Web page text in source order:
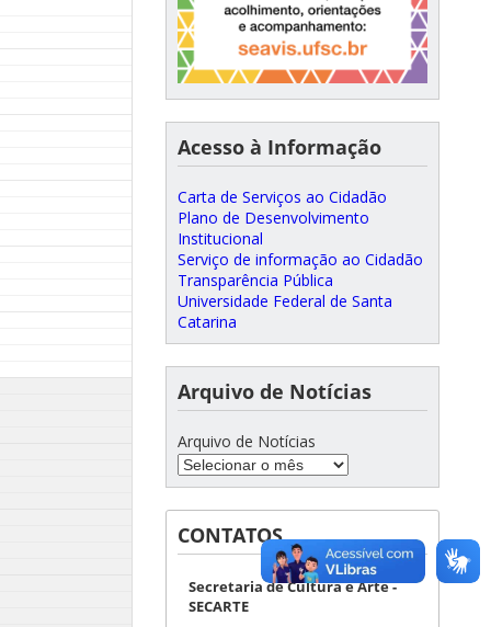
Acesso à Informação
Carta de Serviços ao Cidadão
Plano de Desenvolvimento
Institucional
Serviço de informação ao Cidadão
Transparência Pública
Universidade Federal de Santa
Catarina
Arquivo de Notícias
Arquivo de Notícias
CONTATOS
Secretaria de Cultura e Arte -
SECARTE